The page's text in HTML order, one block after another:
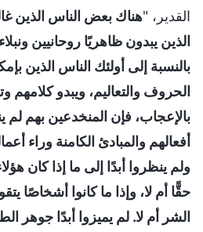
القدير، "هناك بعض الناس الذين
الذين يبدون ظاهريًا روحانيين
بالنسبة إلى أولئك الناس الذين
الحروف والتعاليم، ويبدو كلامهم
بالإعجاب، فإن المنخدعين بهم لم
أفعالهم والمبادئ الكامنة وراء
ولم ينظروا أبدًا إلى ما إذا كان
حقًّا أم لا، وإذا ما كانوا أشخاصًا
الشر أم لا. لم يميزوا أبدًا جوهر